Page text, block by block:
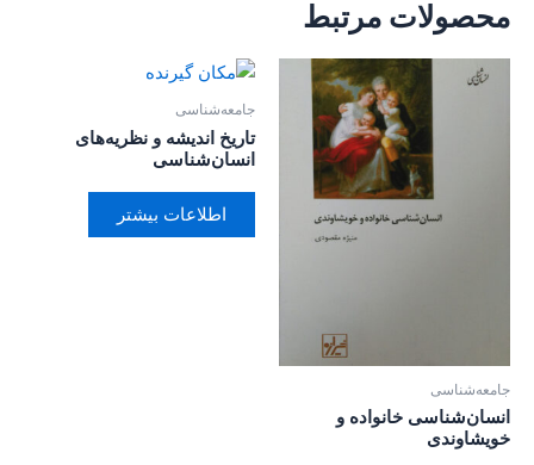
محصولات مرتبط
جامعه‌شناسی
انسان‌شناسی خانواده و
خویشاوندی
جامعه‌شناسی
تاریخ اندیشه و نظریه‌های
انسان‌شناسی
اطلاعات بیشتر